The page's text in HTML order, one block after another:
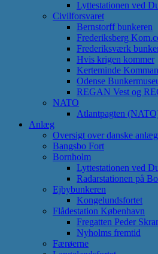
Lyttestationen ved
Civilforsvaret
Bernstorff bunkeren
Frederiksberg
Frederiksværk
Hvis krigen kommer
Kerteminde
Odense
REGAN Vest og
NATO
Atlantpagten
Anlæg
Oversigt over danske anlæg
Bangsbo Fort
Bornholm
Lyttestationen ved
Radarstationen på
Ejbybunkeren
Kongelundsfortet
Flådestation København
Fregatten Peder
Nyholms fremtid
Færøerne